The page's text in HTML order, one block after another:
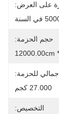
على العرض:
حجم الحزمة:
12000.00cm
للحزمة:
27.000 كجم
التخصيص: